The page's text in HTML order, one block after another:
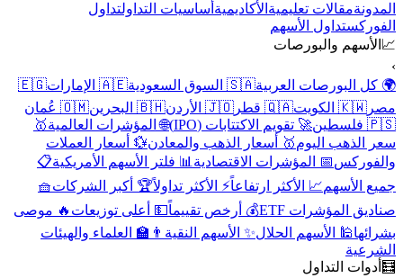
المدونةمقالات تعليمية الأكاديمية أساسيات التداولتداول
الفوركستداول الأسهم
📈 الأسهم والبورصات
›
🌍 كل البورصات العربية🇸🇦 السوق السعودية 🇦🇪 الإمارات
🇪🇬
مصر 🇰🇼 الكويت 🇶🇦 قطر 🇯🇴 الأردن 🇧🇭 البحرين
🇴🇲 عُمان
🇵🇸 فلسطين
🚀 تقويم الاكتتابات (IPO) 🌐 المؤشرات العالمية🥇
سعر الذهب اليوم🥇 أسعار الذهب والمعادن💱 أسعار العملات
والفوركس📅 المؤشرات الاقتصادية 📊 فلتر الأسهم الأمريكية📋
جميع الأسهم📈 الأكثر ارتفاعاً⚡ الأكثر تداولاً🏆 أكبر الشركات🧺
صناديق المؤشرات ETF
💰 أرخص تقييماً💵 أعلى توزيعات 🔥 موصى
بشرائها🕌 الأسهم الحلال✨ الأسهم النقية 👨‍🏫 العلماء والهيئات
الشرعية
🧮 أدوات التداول